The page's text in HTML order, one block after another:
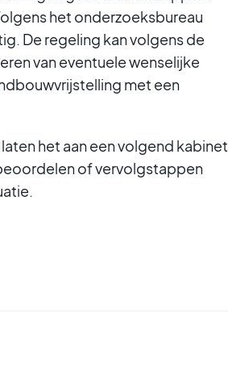
het onderzoeksbureau
De regeling kan volgens de
van eventuele wenselijke
met een
het aan een volgend kabinet
of vervolgstappen